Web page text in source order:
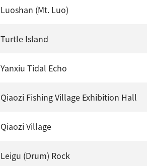
Luoshan (Mt. Luo)
Turtle Island
Yanxiu Tidal Echo
Qiaozi Fishing Village Exhibition Hall
Qiaozi Village
Leigu (Drum) Rock